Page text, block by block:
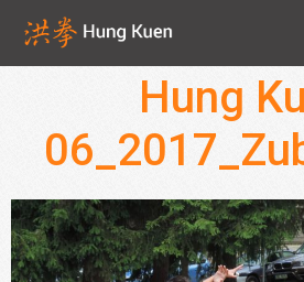
Hung